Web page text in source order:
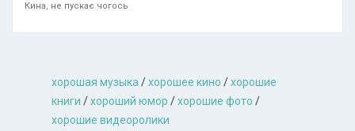
Кина, не пускає чогось
хорошая музыкa/хорошее кино /хорошие
книги /хороший юмор /хорошие фото /
хорошие видеоролики